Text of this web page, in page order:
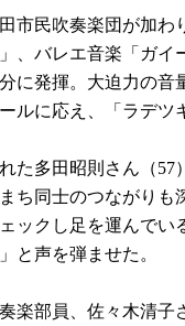
市民吹奏楽団が加わ
、バレエ音楽「ガ
に発揮。大迫力の音
ルに応え、「ラデツ
た多田昭則さん（57
ち同士のつながりも
ックし足を運んで
と声を弾ませた。
楽部員、佐々木清子